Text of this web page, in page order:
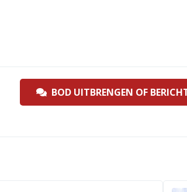
BOD UITBRENGEN OF